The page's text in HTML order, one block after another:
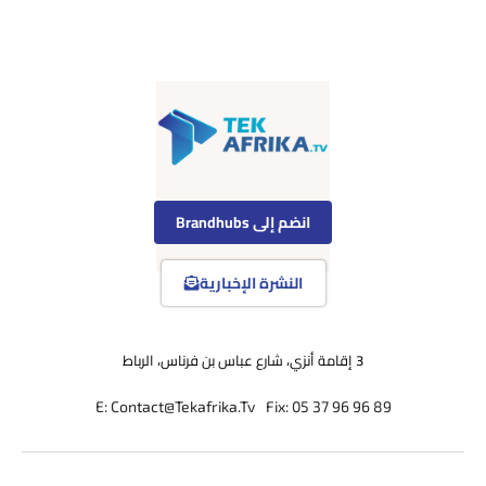
انضم إلى Brandhubs
النشرة الإخبارية
3 إقامة أنزي، شارع عباس بن فرناس، الرباط
Fix: 05 37 96 96 89
E: Contact@Tekafrika.Tv